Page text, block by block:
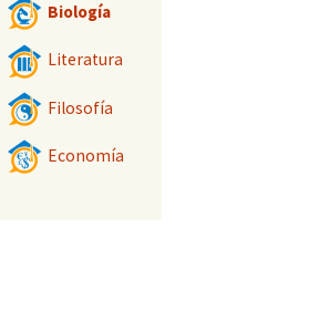
Biología
Literatura
Filosofía
Economía